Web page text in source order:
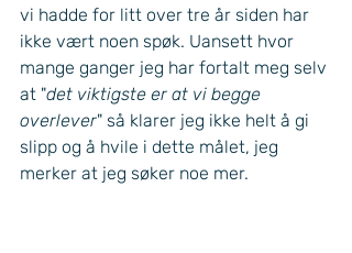
vi hadde for litt over tre år siden har
ikke vært noen spøk. Uansett hvor
mange ganger jeg har fortalt meg selv
at "det viktigste er at vi begge
overlever" så klarer jeg ikke helt å gi
slipp og å hvile i dette målet, jeg
merker at jeg søker noe mer.